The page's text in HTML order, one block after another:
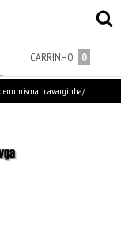
CARRINHO 0